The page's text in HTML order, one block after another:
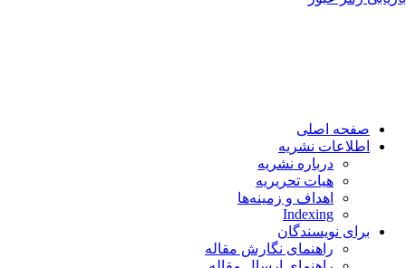
صفحه اصلی
اطلاعات نشریه
درباره نشریه
هیات تحریریه
اهداف و زمینه‌ها
Indexing
برای نویسندگان
راهنمای نگارش مقاله